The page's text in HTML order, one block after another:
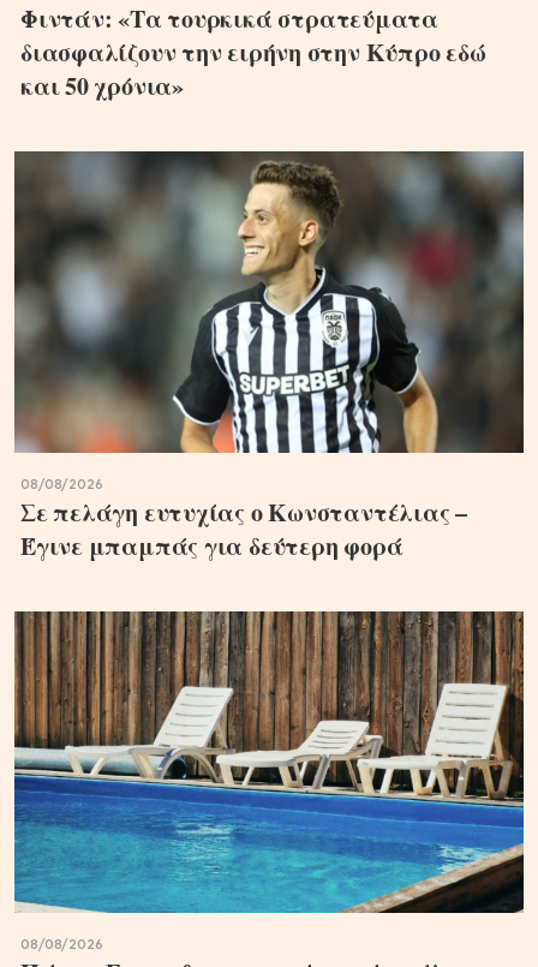
Φιντάν: «Τα τουρκικά στρατεύματα
διασφαλίζουν την ειρήνη στην Κύπρο εδώ
και 50 χρόνια»
08/08/2026
Σε πελάγη ευτυχίας ο Κωνσταντέλιας –
Έγινε μπαμπάς για δεύτερη φορά
08/08/2026